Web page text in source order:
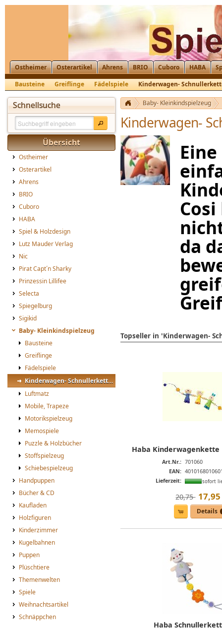
Ostheimer Osterartikel Ahrens BRIO Cuboro HABA
Bausteine
Greiflinge Fädelspiele
Kinderwagen-
Schnellsuche
Übersicht
Ostheimer
Osterartikel
Ahrens
BRIO
Cuboro
HABA
Spiel & Holzdesign
Lutz Mauder Verlag
Nic
Pirat Capt´n Sharky
Prinzessin Lillifee
Selecta
Spiegelburg
Sigikid
Baby- Kleinkindspielzeug
Bausteine
Greiflinge
Fädelspiele
Kinderwagen- Schnullerketten
Luftmatz
Mobile, Trapeze
Motorikspielzeug
Memospiele
Puzzle & Holzbücher
Stoffspielzeug
Schiebespielzeug
Handpuppen
Bücher & CD
Kaufladen
Holzfiguren
Kinderzimmer
Kugelbahnen
Puppen
Plüschtiere
Themenwelten
Spiele
Weihnachtsartikel
Schnäppchen
Baby- Kleinkindspielzeug
Kinderwagen-
da
Topseller in 'Kinderwagen-
Haba Kinderwagenkette
Art.Nr.: 701060
EAN:
Lieferzeit:
sofort
20,75  17,95
Details
Haba